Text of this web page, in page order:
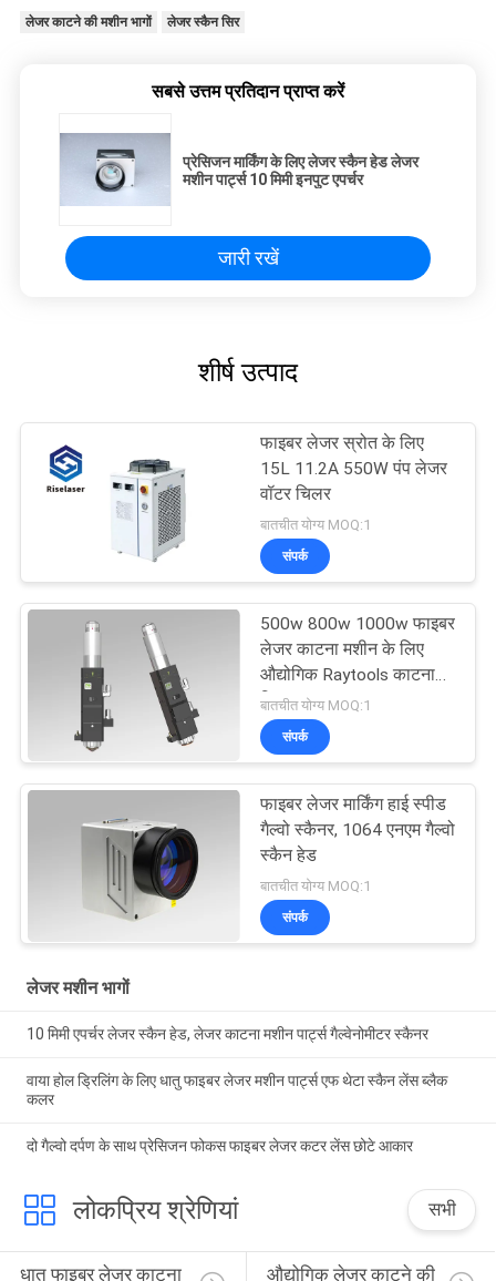
लेजर काटने की मशीन भागों लेजर स्कैन सिर
सबसे उत्तम प्रतिदान प्राप्त करें
प्रेसिजन मार्किंग के लिए लेजर स्कैन हेड लेजर
मशीन पार्ट्स 10 मिमी इनपुट एपर्चर
जारी रखें
शीर्ष उत्पाद
फाइबर लेजर स्रोत के लिए
15L 11.2A 550W पंप लेजर
वॉटर चिलर
बातचीत योग्य MOQ:1
संपर्क
500w 800w 1000w फाइबर
लेजर काटना मशीन के लिए
औद्योगिक Raytools काटना
सिर
बातचीत योग्य MOQ:1
संपर्क
फाइबर लेजर मार्किंग हाई स्पीड
गैल्वो स्कैनर, 1064 एनएम गैल्वो
स्कैन हेड
बातचीत योग्य MOQ:1
संपर्क
लेजर मशीन भागों
10 मिमी एपर्चर लेजर स्कैन हेड, लेजर काटना मशीन पार्ट्स गैल्वेनोमीटर स्कैनर
वाया होल ड्रिलिंग के लिए धातु फाइबर लेजर मशीन पार्ट्स एफ थेटा स्कैन लेंस ब्लैक
कलर
दो गैल्वो दर्पण के साथ प्रेसिजन फोकस फाइबर लेजर कटर लेंस छोटे आकार
लोकप्रिय श्रेणियां सभी
धातु फाइबर लेजर काटना औद्योगिक लेजर काटने की